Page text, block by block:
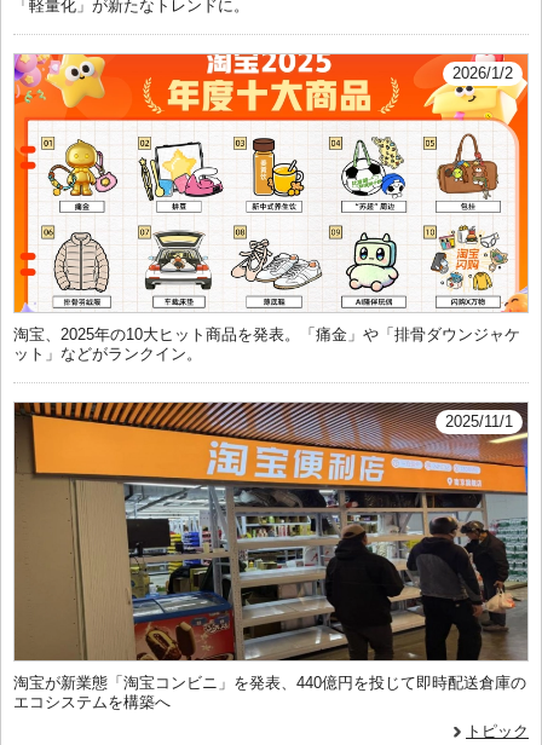
「軽量化」が新たなトレンドに。
2026/1/2
淘宝、2025年の10大ヒット商品を発表。「痛金」や「排骨ダウンジャケ
ット」などがランクイン。
2025/11/1
淘宝が新業態「淘宝コンビニ」を発表、440億円を投じて即時配送倉庫の
エコシステムを構築へ
トピック